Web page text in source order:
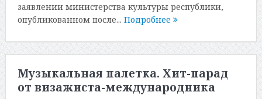
заявлении министерства культуры республики,
опубликованном после... Подробнее
Музыкальная палетка. Хит-парад
от визажиста-международника